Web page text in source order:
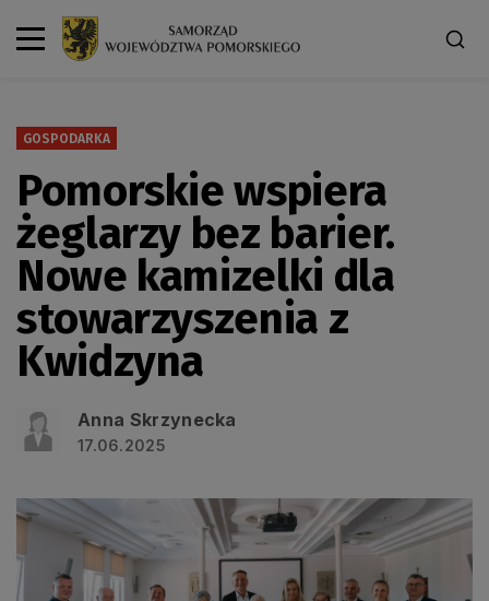
GOSPODARKA
Pomorskie wspiera
żeglarzy bez barier.
Nowe kamizelki dla
stowarzyszenia z
Kwidzyna
Anna Skrzynecka
17.06.2025